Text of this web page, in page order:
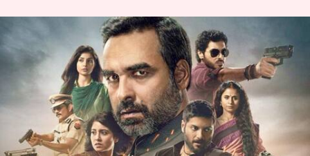
'मिर्जापुर 2' रिलीज होते ही तीसरे
सीजन की शुरू हुई तैयारियां, बढ़ाया
गया बजट!
भावना साहनी Oct 23, 2020 01:55 pm
क्या है खबर?